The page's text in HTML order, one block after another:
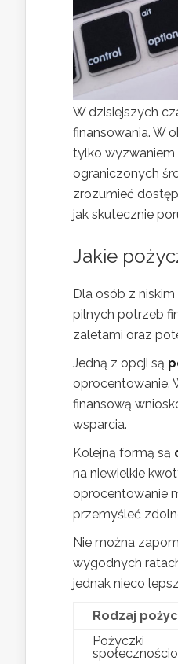
W dzisiejszych
finansowania. W
tylko
ograniczonych
zrozumieć
jak skutecznie
Jakie
Dla osób z
pilnych potrzeb
zaletami oraz
Jedną z opcji są
oprocentowanie.
finansową
wsparcia.
Kolejną formą są
na niewielkie
oprocentowanie
przemyśleć
Nie można
wygodnych
jednak nieco
Rodzaj
Pożyczki